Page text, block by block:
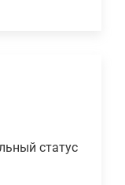
статус